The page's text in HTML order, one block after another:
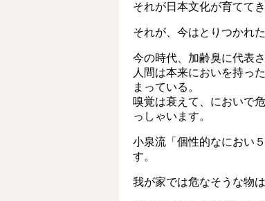
それが日本文化が育てて
それが、今はとりつかれ
今の時代、加齢臭に代表
人間は本来においを持っ
まっている。
嗅覚は衰えて、においで
っしゃいます。
小泉流「個性的なにおい
す。
我が家では危なそうな物